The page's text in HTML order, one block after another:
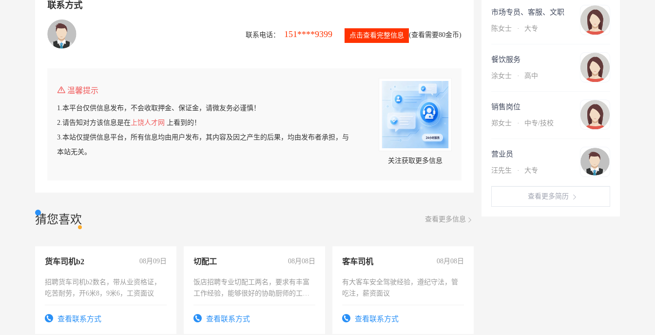
联系方式
联系电话： 151****9399 点击查看完整信息 (查看需要80金币)
温馨提示
1.本平台仅供信息发布，不会收取押金、保证金，请微友务必谨慎！
2.请告知对方该信息是在 上饶人才网
上看到的！
3.本站仅提供信息平台，所有信息均由用户发布，其内容及因之产生的后果，均由发布者承担，与
本站无关。
关注获取更多信息
猜您喜欢 查看更多信息
货车司机b2 08月09日
招聘货车司机b2数名，带从业资格证，
吃苦耐劳，开6米8，9米6，工资面议
查看联系方式
切配工 08月08日
饭店招聘专业切配工两名，要求有丰富
工作经验，能够很好的协助厨师的工
4500。查看联系方式
客车司机 08月08日
有大客车安全驾驶经验，遵纪守法，管
吃注，薪资面议
查看联系方式
市场专员、客服、文职
陈女士 · 大专
餐饮服务
涂女士 · 高中
销售岗位
郑女士 · 中专/技校
营业员
汪先生 · 大专
查看更多简历